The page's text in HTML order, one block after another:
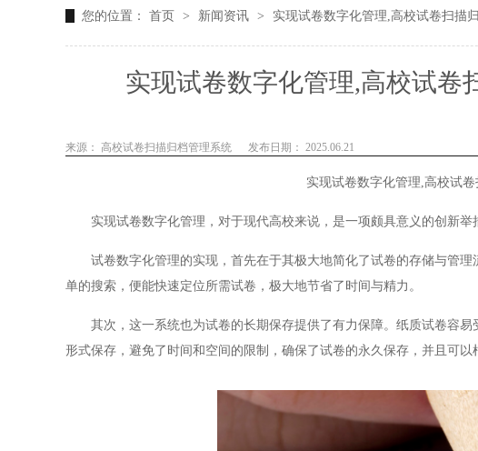
您的位置： 首页 > 新闻资讯 > 实现试卷数字化管理,高校试卷扫描
实现试卷数字化管理,高校试卷
来源： 高校试卷扫描归档管理系统 发布日期： 2025.06.21
实现试卷数字化管理,高校试
实现试卷数字化管理，对于现代高校来说，是一项颇具意义的创新举
试卷数字化管理的实现，首先在于其极大地简化了试卷的存储与管理
单的搜索，便能快速定位所需试卷，极大地节省了时间与精力。
其次，这一系统也为试卷的长期保存提供了有力保障。纸质试卷容易
形式保存，避免了时间和空间的限制，确保了试卷的永久保存，并且可以